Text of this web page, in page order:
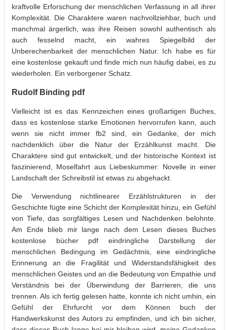
kraftvolle Erforschung der menschlichen Verfassung in all ihrer
Komplexität. Die Charaktere waren nachvollziehbar, buch und
manchmal ärgerlich, was ihre Reisen sowohl authentisch als
auch fesselnd macht, ein wahres Spiegelbild der
Unberechenbarkeit der menschlichen Natur. Ich habe es für
eine kostenlose gekauft und finde mich nun häufig dabei, es zu
wiederholen. Ein verborgener Schatz.
Rudolf Binding pdf
Vielleicht ist es das Kennzeichen eines großartigen Buches,
dass es kostenlose starke Emotionen hervorrufen kann, auch
wenn sie nicht immer fb2 sind, ein Gedanke, der mich
nachdenklich über die Natur der Erzählkunst macht. Die
Charaktere sind gut entwickelt, und der historische Kontext ist
faszinierend, Moselfahrt aus Liebeskummer: Novelle in einer
Landschaft der Schreibstil ist etwas zu abgehackt.
Die Verwendung nichtlinearer Erzählstrukturen in der
Geschichte fügte eine Schicht der Komplexität hinzu, ein Gefühl
von Tiefe, das sorgfältiges Lesen und Nachdenken belohnte.
Am Ende blieb mir lange nach dem Lesen dieses Buches
kostenlose bücher pdf eindringliche Darstellung der
menschlichen Bedingung im Gedächtnis, eine eindringliche
Erinnerung an die Fragilität und Widerstandsfähigkeit des
menschlichen Geistes und an die Bedeutung von Empathie und
Verständnis bei der Überwindung der Barrieren, die uns
trennen. Als ich fertig gelesen hatte, konnte ich nicht umhin, ein
Gefühl der Ehrfurcht vor dem Können buch der
Handwerkskunst des Autors zu empfinden, und ich bin sicher,